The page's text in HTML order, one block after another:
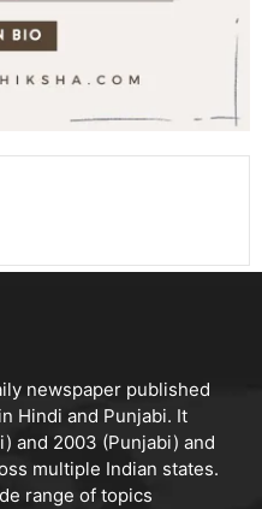
newspaper published
Hindi and Punjabi. It
and 2003 (Punjabi) and
multiple Indian states.
range of topics